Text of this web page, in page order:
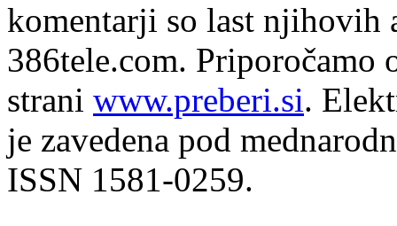
komentarji so last njihovih
386tele.com. Priporočamo
strani www.preberi.si.
je zavedena pod
ISSN 1581-0259.